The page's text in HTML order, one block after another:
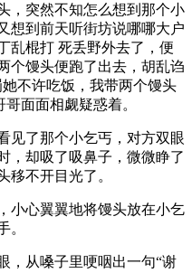
，突然不知怎么想到那个小
想到前天听街坊说哪哪大户
乱棍打 死丢野外去了，便
个馒头便跑了出去，胡乱诌
不许吃饭，我带两个馒头
面面相觑疑惑着。
见了那个小乞丐，对方双眼
，却吸了吸鼻子，微微睁了
移不开目光了。
小心翼翼地将馒头放在小乞
。
，从嗓子里哽咽出一句“谢